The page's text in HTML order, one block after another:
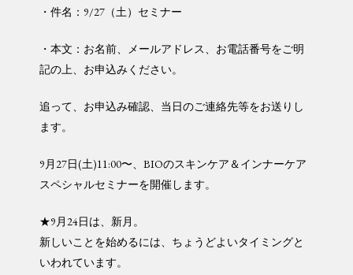
・件名：9/27（土）セミナー
・本文：お名前、メールアドレス、お電話番号をご明
記の上、お申込みください。
追って、お申込み確認、当日のご連絡先等をお送りし
ます。
9月27日(土)11:00〜、BIOのスキンケア＆インナーケア
スペシャルセミナーを開催します。
★9月24日は、新月。
新しいことを始めるには、ちょうどよいタイミングと
いわれています。